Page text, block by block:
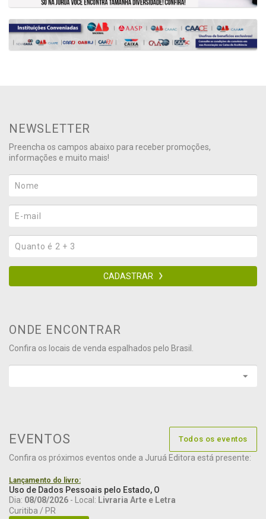
NEWSLETTER
Preencha os campos abaixo para receber promoções,
informações e muito mais!
CADASTRAR
ONDE ENCONTRAR
Confira os locais de venda espalhados pelo Brasil.
EVENTOS Todos os eventos
Confira os próximos eventos onde a Juruá Editora está presente:
Lançamento do livro:
Uso de Dados Pessoais pelo Estado, O
Dia: 08/08/2026 - Local: Livraria Arte e Letra
Curitiba / PR